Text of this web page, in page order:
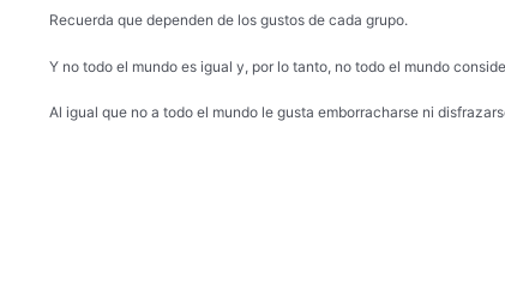
Recuerda que dependen de los gustos de cada grupo.
Y no todo el mundo es igual y, por lo tanto, no todo el mundo
Al igual que no a todo el mundo le gusta emborracharse ni